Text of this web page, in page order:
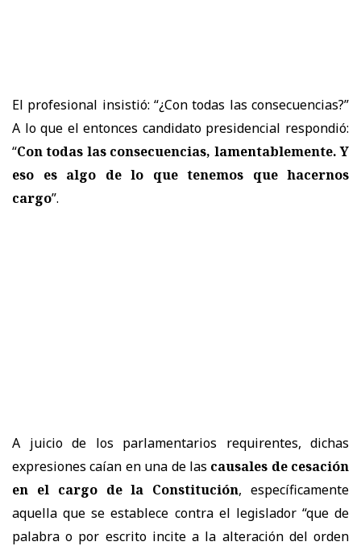
El profesional insistió: “¿Con todas las consecuencias?”
A lo que el entonces candidato presidencial respondió:
“Con todas las consecuencias, lamentablemente. Y
eso es algo de lo que tenemos que hacernos
cargo”.
A juicio de los parlamentarios requirentes, dichas
expresiones caían en una de las causales de cesación
en el cargo de la Constitución, específicamente
aquella que se establece contra el legislador “que de
palabra o por escrito incite a la alteración del orden